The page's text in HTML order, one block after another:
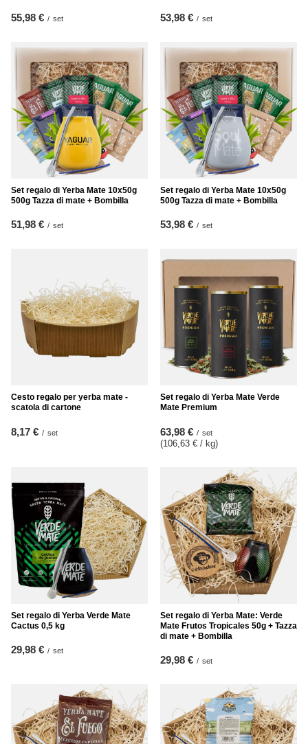
55,98 € / set 53,98 € / set
Set regalo di Yerba Mate 10x50g
500g Tazza di mate + Bombilla
51,98 € / set
Set regalo di Yerba Mate 10x50g
500g Tazza di mate + Bombilla
53,98 € / set
Cesto regalo per yerba mate -
scatola di cartone
8,17 € / set
Set regalo di Yerba Mate Verde
Mate Premium
63,98 € / set
(106,63 € / kg)
Set regalo di Yerba Verde Mate
Cactus 0,5 kg
29,98 € / set
Set regalo di Yerba Mate: Verde
Mate Frutos Tropicales 50g + Tazza
di mate + Bombilla
29,98 € / set